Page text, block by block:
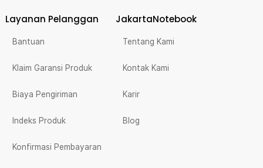
Layanan Pelanggan
Bantuan
Klaim Garansi Produk
Biaya Pengiriman
Indeks Produk
Konfirmasi Pembayaran
JakartaNotebook
Tentang Kami
Kontak Kami
Karir
Blog